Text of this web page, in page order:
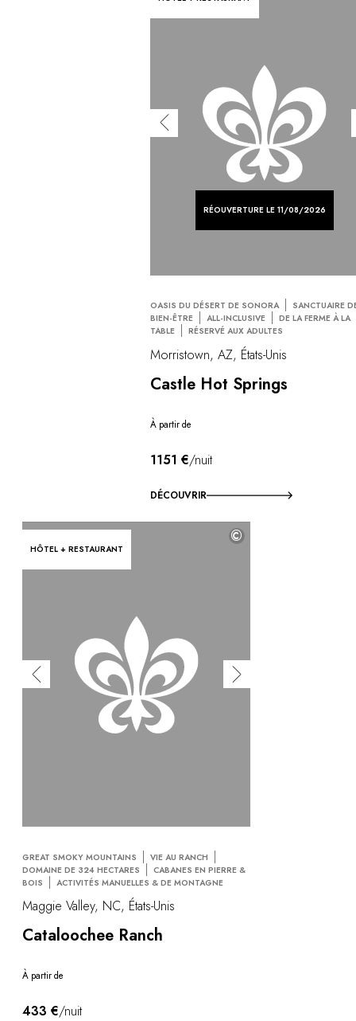
RÉOUVERTURE LE 11/08/2026
OASIS DU DÉSERT DE SONORA
SANCTUAIRE
BIEN-ÊTRE
ALL-INCLUSIVE
DE LA FERME À LA
TABLE
RÉSERVÉ AUX ADULTES
Morristown, AZ, États-Unis
Castle Hot Springs
À partir de
1151 €/nuit
DÉCOUVRIR
HÔTEL + RESTAURANT
©
GREAT SMOKY MOUNTAINS
VIE AU RANCH
DOMAINE DE 324 HECTARES
CABANES EN PIERRE &
BOIS
ACTIVITÉS MANUELLES & DE MONTAGNE
Maggie Valley, NC, États-Unis
Cataloochee Ranch
À partir de
433 €/nuit